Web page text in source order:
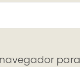
para